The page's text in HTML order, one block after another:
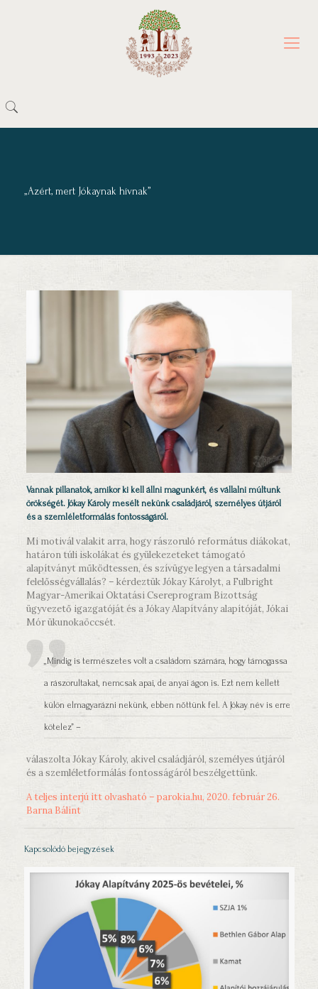
„Azért, mert Jókaynak hívnak”
Vannak pillanatok, amikor ki kell állni magunkért, és vállalni múltunk
örökségét. Jókay Károly mesélt nekünk családjáról, személyes útjáról
és a szemléletformálás fontosságáról.
Mi motivál valakit arra, hogy rászoruló református diákokat,
határon túli iskolákat és gyülekezeteket támogató
alapítványt működtessen, és szívügye legyen a társadalmi
felelősségvállalás? – kérdeztük Jókay Károlyt, a Fulbright
Magyar-Amerikai Oktatási Csereprogram Bizottság
ügyvezető igazgatóját és a Jókay Alapítvány alapítóját, Jókai
Mór ükunokaöccsét.
„Mindig is természetes volt a családom számára, hogy támogassa
a rászorultakat, nemcsak apai, de anyai ágon is. Ezt nem kellett
külön elmagyarázni nekünk, ebben nőttünk fel. A Jókay név is erre
kötelez” –
válaszolta Jókay Károly, akivel családjáról, személyes útjáról
és a szemléletformálás fontosságáról beszélgettünk.
A teljes interjú itt olvasható – parokia.hu, 2020. február 26.
Barna Bálint
Kapcsolódó bejegyzések